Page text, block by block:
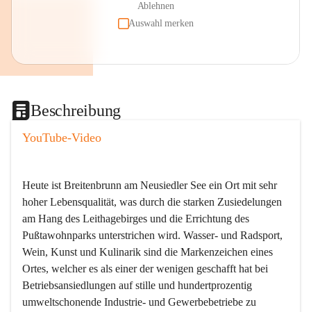
Ablehnen
Auswahl merken
Beschreibung
YouTube-Video
Heute ist Breitenbrunn am Neusiedler See ein Ort mit sehr
hoher Lebensqualität, was durch die starken Zusiedelungen
am Hang des Leithagebirges und die Errichtung des
Pußtawohnparks unterstrichen wird. Wasser- und Radsport,
Wein, Kunst und Kulinarik sind die Markenzeichen eines
Ortes, welcher es als einer der wenigen geschafft hat bei
Betriebsansiedlungen auf stille und hundertprozentig
umweltschonende Industrie- und Gewerbebetriebe zu